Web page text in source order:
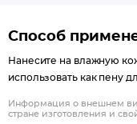
Способ
Нанесите на влажную
использовать как пену
Информация о внешнем
стране изготовления и